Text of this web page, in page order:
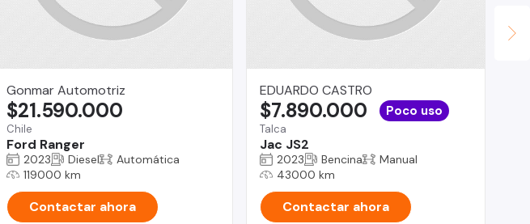
Gonmar Automotriz
Chile
Ford Ranger
$21.590.000
2023 Diesel
Automática
119000 km
Contactar ahora
EDUARDO CASTRO
Talca
Jac JS2
$7.890.000 Poco uso
2023 Bencina
Manual
43000 km
Contactar ahora